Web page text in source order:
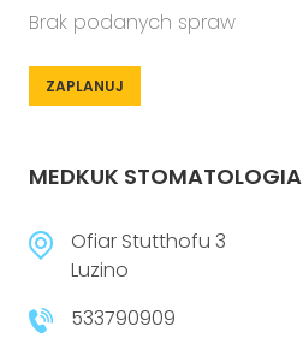
Brak podanych spraw
ZAPLANUJ
MEDKUK STOMATOLOGIA
Ofiar Stutthofu 3
Luzino
533790909